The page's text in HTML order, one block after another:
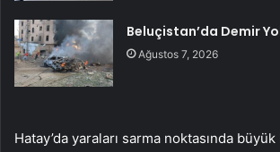
Beluçistan’da Demir
Ağustos 7, 2026
Hatay’da yaraları sarma noktasında